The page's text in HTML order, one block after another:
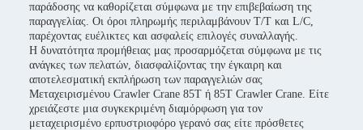
παράδοσης να καθορίζεται σύμφωνα με την επιβεβαίωση της
παραγγελίας. Οι όροι πληρωμής περιλαμβάνουν T/T και L/C,
παρέχοντας ευέλικτες και ασφαλείς επιλογές συναλλαγής.
Η δυνατότητα προμήθειας μας προσαρμόζεται σύμφωνα με τις
ανάγκες των πελατών, διασφαλίζοντας την έγκαιρη και
αποτελεσματική εκπλήρωση των παραγγελιών σας
Μεταχειρισμένου Crawler Crane 85T ή 85T Crawler Crane. Είτε
χρειάζεστε μια συγκεκριμένη διαμόρφωση για τον
μεταχειρισμένο ερπυστριοφόρο γερανό σας είτε πρόσθετες